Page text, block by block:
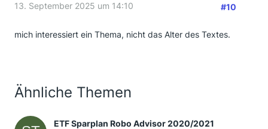
13. September 2025 um 14:10 #10
mich interessiert ein Thema, nicht das Alter des Textes.
Ähnliche Themen
ETF Sparplan Robo Advisor 2020/2021